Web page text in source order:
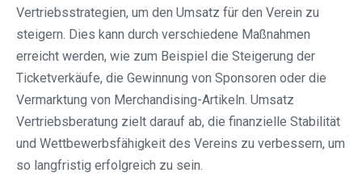
Vertriebsstrategien, um den Umsatz für den Verein zu
steigern. Dies kann durch verschiedene Maßnahmen
erreicht werden, wie zum Beispiel die Steigerung der
Ticketverkäufe, die Gewinnung von Sponsoren oder die
Vermarktung von Merchandising-Artikeln. Umsatz
Vertriebsberatung zielt darauf ab, die finanzielle Stabilität
und Wettbewerbsfähigkeit des Vereins zu verbessern, um
so langfristig erfolgreich zu sein.